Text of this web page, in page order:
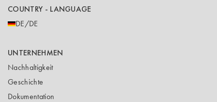
COUNTRY - LANGUAGE
DE/DE
UNTERNEHMEN
Nachhaltigkeit
Geschichte
Dokumentation